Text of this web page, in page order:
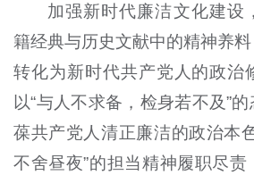
加强新时代廉洁文化建设
籍经典与历史文献中的精神养
转化为新时代共产党人的政治
以“与人不求备，检身若不及”
葆共产党人清正廉洁的政治本
不舍昼夜”的担当精神履职尽